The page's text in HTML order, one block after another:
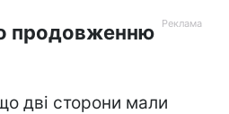
продовженню
дві сторони мали